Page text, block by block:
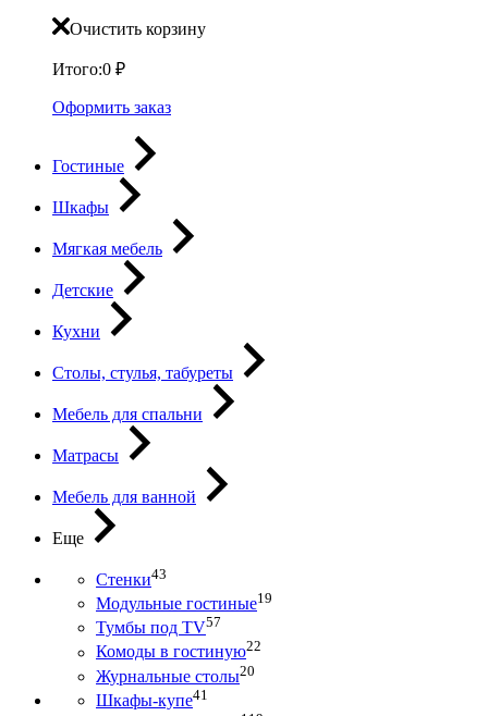
Очистить корзину
Итого:0 ₽
Оформить заказ
Гостиные
Шкафы
Мягкая мебель
Детские
Кухни
Столы, стулья, табуреты
Мебель для спальни
Матрасы
Мебель для ванной
Еще
Стенки43
Модульные гостиные19
Тумбы под ТV57
Комоды в гостиную22
Журнальные столы20
Шкафы-купе41